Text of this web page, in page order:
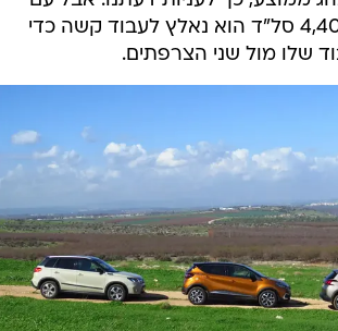
15.9 קג"מ מ-4,400 סל"ד הוא נאלץ לעבוד קשה כדי
שלו מול שני הצרפתים.